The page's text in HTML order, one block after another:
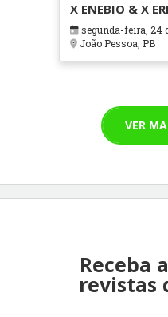
X ENEBIO & X
segunda-feira, 24
João Pessoa, PB
VER
Receba
revistas